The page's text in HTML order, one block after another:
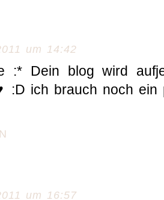
um 14:42
:* Dein blog wird
:D ich brauch noch ein
um 16:57